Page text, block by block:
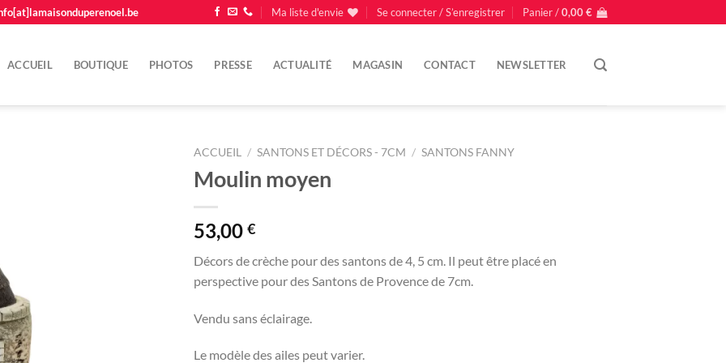
Ma liste d'envie Se connecter / S’enregistrer Panier /0,00€
ACCUEIL BOUTIQUE PHOTOS PRESSE ACTUALITÉ MAGASIN CONTACT NEWSLETTER
ACCUEIL / SANTONS ET DÉCORS - 7CM / SANTONS FANNY
Moulin moyen
53,00 €
Décors de crèche pour des santons de 4, 5 cm. Il peut être placé en
perspective pour des Santons de Provence de 7cm.
Vendu sans éclairage.
Le modèle des ailes peut varier.